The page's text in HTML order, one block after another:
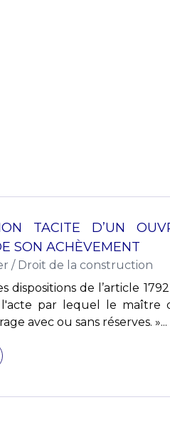
TACITE D’UN
SON ACHÈVEMENT
/ Droit de la construction
dispositions de l’article
par lequel le maître
avec ou sans réserves. »...